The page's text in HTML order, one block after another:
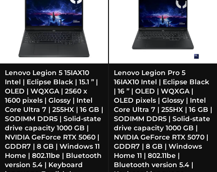
Lenovo Legion 5 15IAX10
Intel | Eclipse Black | 15.1 ” |
OLED | WQXGA | 2560 x
1600 pixels | Glossy | Intel
Core Ultra 7 | 255HX | 16 GB |
SODIMM DDR5 | Solid-state
drive capacity 1000 GB |
NVIDIA GeForce RTX 5060 |
GDDR7 | 8 GB | Windows 11
Home | 802.11be | Bluetooth
version 5.4 | Keyboard
Lenovo Legion Pro 5
16IAX10 Intel | Eclipse Black
| 16 ” | OLED | WQXGA |
OLED pixels | Glossy | Intel
Core Ultra 7 | 255HX | 16 GB |
SODIMM DDR5 | Solid-state
drive capacity 1000 GB |
NVIDIA GeForce RTX 5070 |
GDDR7 | 8 GB | Windows
Home 11 | 802.11be |
Bluetooth version 5.4 |